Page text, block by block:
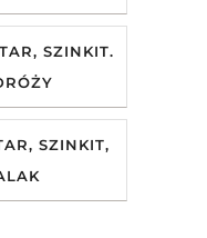
SZINKIT.
SZINKIT,